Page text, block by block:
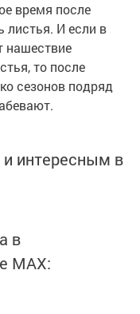
время после
листья. И если в
нашествие
то после
сезонов подряд
интересным в
в
MАХ: